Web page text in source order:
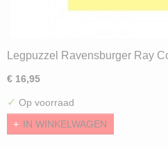
Legpuzzel Ravensburger Ray
€ 16,95
✓ Op voorraad
IN WINKELWAGEN